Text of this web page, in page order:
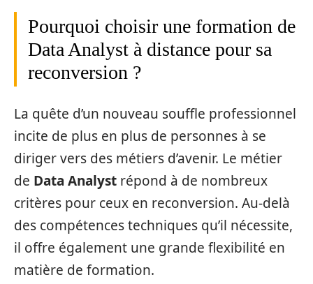
Pourquoi choisir une formation de
Data Analyst à distance pour sa
reconversion ?
La quête d’un nouveau souffle professionnel
incite de plus en plus de personnes à se
diriger vers des métiers d’avenir. Le métier
de Data Analyst répond à de nombreux
critères pour ceux en reconversion. Au-delà
des compétences techniques qu’il nécessite,
il offre également une grande flexibilité en
matière de formation.